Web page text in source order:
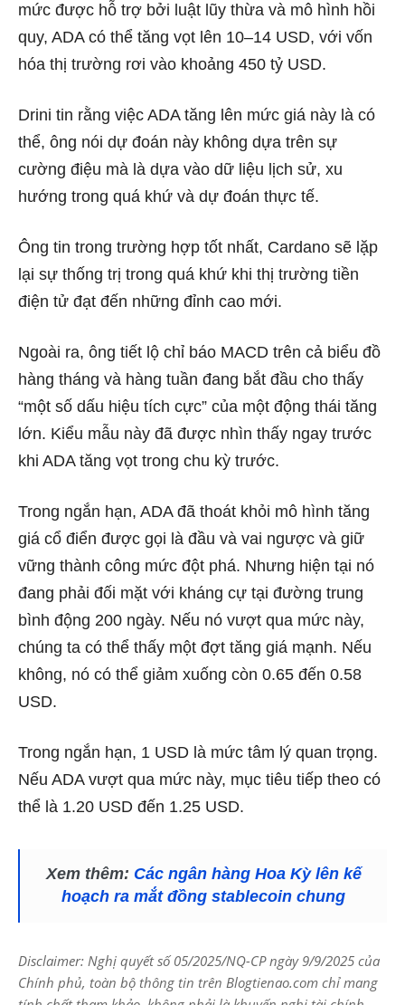
mức được hỗ trợ bởi luật lũy thừa và mô hình hồi
quy, ADA có thể tăng vọt lên 10–14 USD, với vốn
hóa thị trường rơi vào khoảng 450 tỷ USD.
Drini tin rằng việc ADA tăng lên mức giá này là có
thể, ông nói dự đoán này không dựa trên sự
cường điệu mà là dựa vào dữ liệu lịch sử, xu
hướng trong quá khứ và dự đoán thực tế.
Ông tin trong trường hợp tốt nhất, Cardano sẽ lặp
lại sự thống trị trong quá khứ khi thị trường tiền
điện tử đạt đến những đỉnh cao mới.
Ngoài ra, ông tiết lộ chỉ báo MACD trên cả biểu đồ
hàng tháng và hàng tuần đang bắt đầu cho thấy
“một số dấu hiệu tích cực” của một động thái tăng
lớn. Kiểu mẫu này đã được nhìn thấy ngay trước
khi ADA tăng vọt trong chu kỳ trước.
Trong ngắn hạn, ADA đã thoát khỏi mô hình tăng
giá cổ điển được gọi là đầu và vai ngược và giữ
vững thành công mức đột phá. Nhưng hiện tại nó
đang phải đối mặt với kháng cự tại đường trung
bình động 200 ngày. Nếu nó vượt qua mức này,
chúng ta có thể thấy một đợt tăng giá mạnh. Nếu
không, nó có thể giảm xuống còn 0.65 đến 0.58
USD.
Trong ngắn hạn, 1 USD là mức tâm lý quan trọng.
Nếu ADA vượt qua mức này, mục tiêu tiếp theo có
thể là 1.20 USD đến 1.25 USD.
Xem thêm: Các ngân hàng Hoa Kỳ lên kế
hoạch ra mắt đồng stablecoin chung
Disclaimer: Nghị quyết số 05/2025/NQ-CP ngày 9/9/2025 của
Chính phủ, toàn bộ thông tin trên Blogtienao.com chỉ mang